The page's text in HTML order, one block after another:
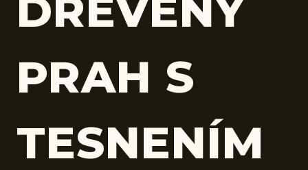
DREVENÝ
PRAH S
TESNENÍM